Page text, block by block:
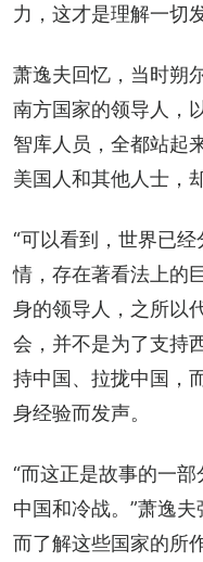
力，这才是理解一切
萧逸夫回忆，当时朔
南方国家的领导人，
智库人员，全都站起
美国人和其他人士，
“可以看到，世界已
情，存在著看法上的
身的领导人，之所以
会，并不是为了支持
持中国、拉拢中国，
身经验而发声。
“而这正是故事的一部
中国和冷战。”萧逸
而了解这些国家的所